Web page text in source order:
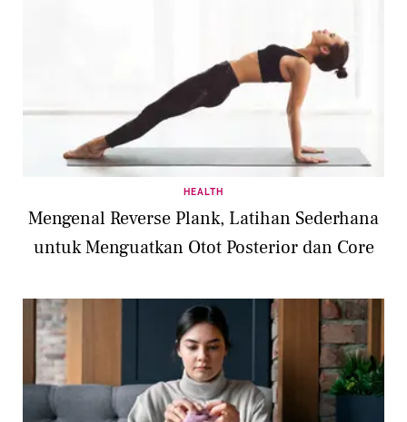
HEALTH
Mengenal Reverse Plank, Latihan Sederhana
untuk Menguatkan Otot Posterior dan Core